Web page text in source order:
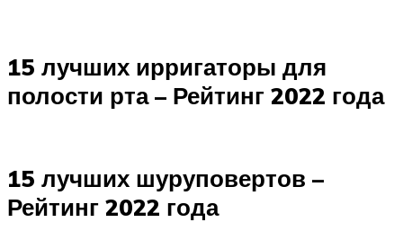
15 лучших ирригаторы для
полости рта – Рейтинг 2022 года
15 лучших шуруповертов –
Рейтинг 2022 года